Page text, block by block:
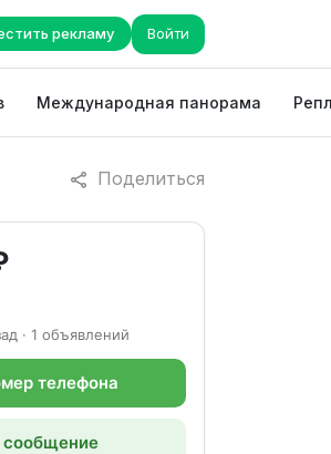
рекламу Войти
Международная панорама
Поделиться
· 1 объявлений
телефона
сообщение